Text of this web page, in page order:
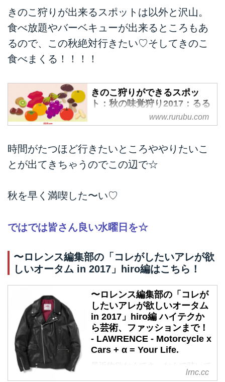
きのこ狩りが出来るスポットは以外と沢山。
食べ放題やバーベキューが出来るところもあ
るので、この秋絶対行きたい♡そしてきのこ
食べまくる！！！！
きのこ狩りができるスポッ
ト：秋の味覚狩り2017：るる
コ！ 都道府県や、食べ放題あ
り、味覚3種以上、雨でもOK、最
園を絞り込んで探そう。
www.rurubu.com
時間がたつほど行きたいところややりたいこ
とが出てきちゃうのでこの辺で☆
秋を早く満喫した〜い♡
ではでは皆さん良い水曜日を☆
〜ロレンス編集部の「コレがしたいアレが欲
しいオータム in 2017」hiro編はこちら！
〜ロレンス編集部の「コレが
したいアレが欲しいオータム
in 2017」hiro編 ハイテクか
ら芸術、ファッションまで！
- LAWRENCE - Motorcycle x
Cars + α = Your Life.
最近物欲なくてさ、なんて呟いて
なんかいませんか？最近出不精で
lrnc.cc